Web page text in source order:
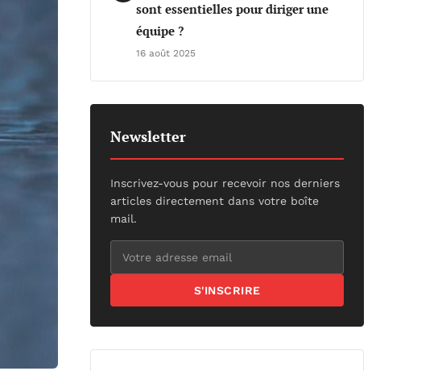
sont essentielles pour diriger une
équipe ?
16 août 2025
Newsletter
Inscrivez-vous pour recevoir nos derniers
articles directement dans votre boîte
mail.
S'INSCRIRE